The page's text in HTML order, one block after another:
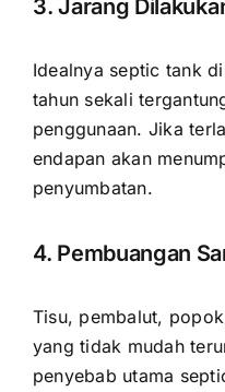
3. Jarang
Idealnya septic tank
tahun sekali
penggunaan. Jika
endapan akan
penyumbatan.
4. Pembuangan
Tisu, pembalut,
yang tidak mudah
penyebab utama